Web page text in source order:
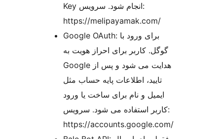
Key انجام شود. سرویس:
https://melipayamak.com/
Google OAuth: برای ورود با
گوگل. کاربر برای احراز هویت به
Google هدایت می شود و پس از
تایید، اطلاعات پایه حساب مثل
ایمیل و نام برای ساخت یا ورود
کاربر استفاده می شود. سرویس:
https://accounts.google.com/